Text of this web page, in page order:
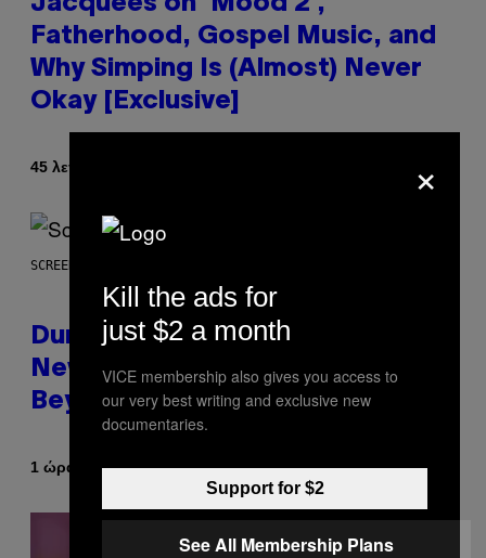
Fatherhood, Gospel Music, and
Why Simping Is (Almost) Never
Okay [Exclusive]
45 λεπτά πριν
SCREENSHOT: WIZARDS OF THE COAST
Dungeons and Dragons – Every
New Tool Announced for D&D
Beyond
1 ώρα πρινΚείμενοDenny Connolly
×
Kill the ads for
just $2 a month
VICE membership also gives you access to
our very best writing and exclusive new
documentaries.
Support for $2
See All Membership Plans